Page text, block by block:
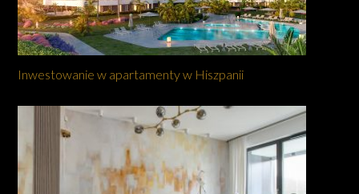
Inwestowanie w apartamenty w Hiszpanii